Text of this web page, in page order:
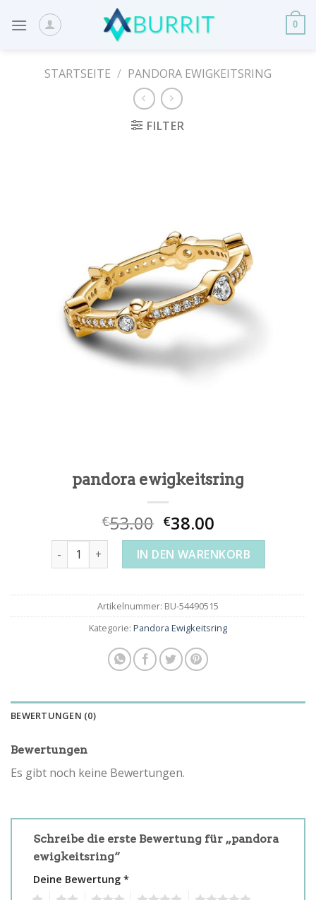
0
STARTSEITE / PANDORA EWIGKEITSRING
FILTER
pandora ewigkeitsring
€53.00 €38.00
pandora ewigkeitsring Menge
IN DEN WARENKORB
Artikelnummer: BU-54490515
Kategorie: Pandora Ewigkeitsring
BEWERTUNGEN (0)
Bewertungen
Es gibt noch keine Bewertungen.
Schreibe die erste Bewertung für „pandora
ewigkeitsring“
Deine Bewertung *